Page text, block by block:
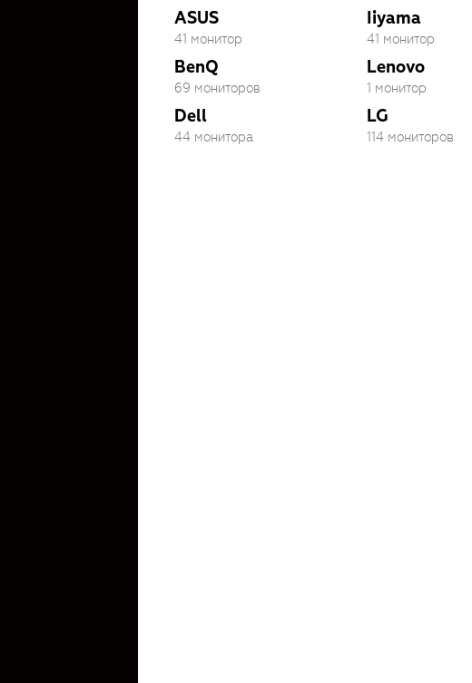
ASUS
41 монитор
BenQ
69 мониторов
Dell
44 монитора
Iiyama
41 монитор
Lenovo
1 монитор
LG
114 мониторов